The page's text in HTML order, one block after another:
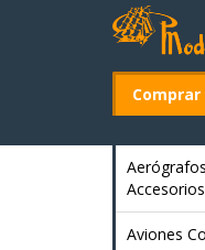
Accesorios
Aviones